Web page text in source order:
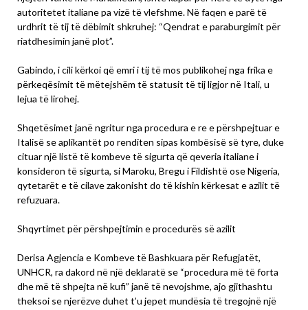
autoritetet italiane pa vizë të vlefshme. Në faqen e parë të
urdhrit të tij të dëbimit shkruhej: “Qendrat e paraburgimit për
riatdhesimin janë plot”.
Gabindo, i cili kërkoi që emri i tij të mos publikohej nga frika e
përkeqësimit të mëtejshëm të statusit të tij ligjor në Itali, u
lejua të lirohej.
Shqetësimet janë ngritur nga procedura e re e përshpejtuar e
Italisë se aplikantët po renditen sipas kombësisë së tyre, duke
cituar një listë të kombeve të sigurta që qeveria italiane i
konsideron të sigurta, si Maroku, Bregu i Fildishtë ose Nigeria,
qytetarët e të cilave zakonisht do të kishin kërkesat e azilit të
refuzuara.
Shqyrtimet për përshpejtimin e procedurës së azilit
Derisa Agjencia e Kombeve të Bashkuara për Refugjatët,
UNHCR, ra dakord në një deklaratë se “procedura më të forta
dhe më të shpejta në kufi” janë të nevojshme, ajo gjithashtu
theksoi se njerëzve duhet t’u jepet mundësia të tregojnë një